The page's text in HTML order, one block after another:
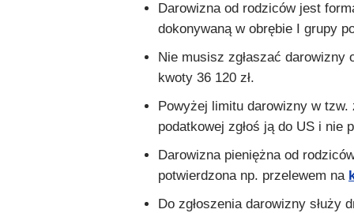
Darowizna od rodziców jest
dokonywaną w obrębie I grupy
Nie musisz zgłaszać darowizny
kwoty 36 120 zł.
Powyżej limitu darowizny w tzw.
podatkowej zgłoś ją do US i nie
Darowizna pieniężna od
potwierdzona np. przelewem na
Do zgłoszenia darowizny służy